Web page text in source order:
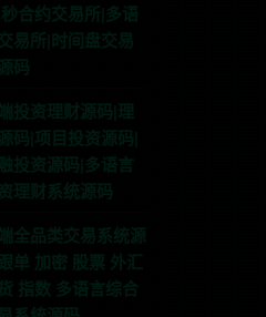
合约交易所|多语
易所|时间盘交易
码
投资理财源码|理
源码|项目投资源码|
投资源码|多语言
理财系统源码
全品类交易系统源
单 加密 股票 外汇
指数 多语言综合